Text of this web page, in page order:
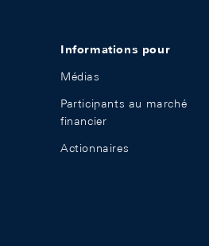
Informations pour
Médias
Participants au marché
financier
Actionnaires